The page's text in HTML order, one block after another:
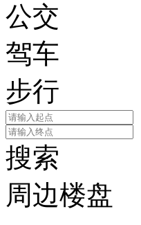
公交
驾车
步行
搜索
周边楼盘